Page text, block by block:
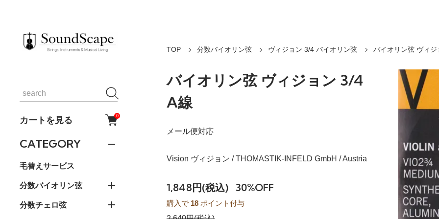
カートを見る 0
CATEGORY
毛替えサービス
分数バイオリン弦
分数チェロ弦
TOP 分数バイオリン弦 ヴィジョン 3/4 バイオリン弦 バイオリン弦 ヴィジ
バイオリン弦 ヴィジョン 3/4
A線
メール便対応
Vision ヴィジョン / THOMASTIK-INFELD GmbH / Austria
1,848円(税込) 30%OFF
購入で 18 ポイント付与